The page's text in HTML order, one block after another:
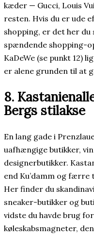
kæder — Gucci, Louis
resten. Hvis du er ude
shopping, er det her du
spændende shopping-
KaDeWe (se punkt 12)
er alene grunden til at
8.
Bergs stilakse
En lang gade i
uafhængige butikker,
designerbutikker.
end Ku’damm og færre
Her finder du
sneaker-butikker og
vidste du havde brug
køleskabsmagneter,